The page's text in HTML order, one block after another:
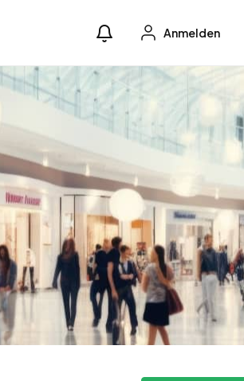
Anmelden